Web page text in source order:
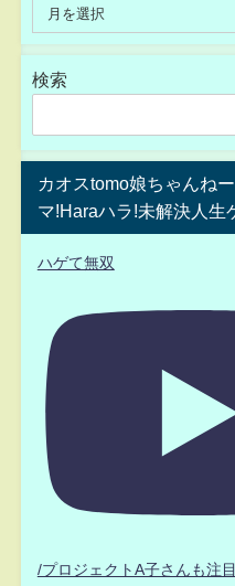
検索
カオスtomo娘ちゃんね
マ!Haraハラ!未解決人生
ハゲて無双
/プロジェクトA子さんも注